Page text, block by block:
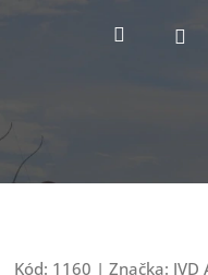
Hledat
Kód: 1160 | Značka: